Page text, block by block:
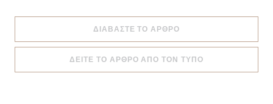
ΔΙΑΒΆΣΤΕ ΤΟ ΆΡΘΡΟ
ΔΕΊΤΕ ΤΟ ΆΡΘΡΟ ΑΠΌ ΤΟΝ ΤΎΠΟ((ΑΝΟΊΓΕΙ ΣΕ